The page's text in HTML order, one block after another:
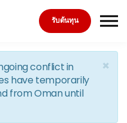
รับต้นทุน
×
conflict in
have temporarily
from Oman until